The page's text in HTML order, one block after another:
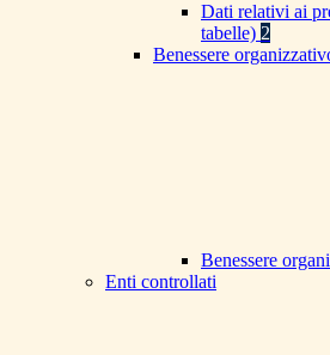
Dati relativi ai
tabelle) 2
Benessere
Benessere
Enti controllati